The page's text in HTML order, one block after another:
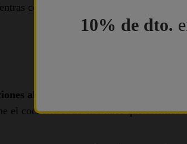
conduces, no lo dudes, para,
al volante
es fumar mientras se
el coche… Todo ello hace que
10% de dto.